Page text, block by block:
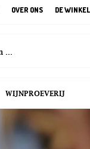
OVER ONS DE WINKEL
WIJNPROEVERIJ